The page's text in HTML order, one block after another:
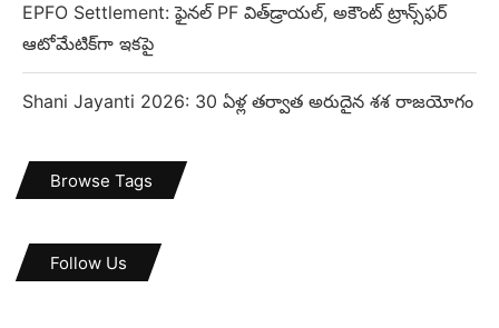
EPFO Settlement: ఫైనల్ PF విత్‌డ్రాయల్, అకౌంట్ ట్రాన్స్‌ఫర్
ఆటోమేటిక్‌గా ఇకపై
Shani Jayanti 2026: 30 ఏళ్ల తర్వాత అరుదైన శశ రాజయోగం
Browse Tags
Follow Us